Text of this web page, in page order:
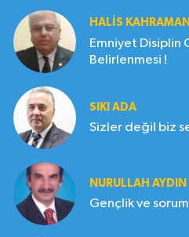
HALIS KAHRAMAN
Emniyet Disiplin
Belirlenmesi !
SIKI ADA
Sizler değil biz
NURULLAH AYDIN
Gençlik ve